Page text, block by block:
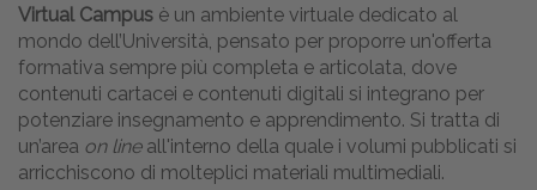
Virtual Campus è un ambiente virtuale dedicato al
mondo dell’Università, pensato per proporre un'offerta
formativa sempre più completa e articolata, dove
contenuti cartacei e contenuti digitali si integrano per
potenziare insegnamento e apprendimento. Si tratta di
un’area on lineall'interno della quale i volumi pubblicati si
arricchiscono di molteplici materiali multimediali.